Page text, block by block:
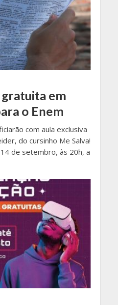
em
o Enem
com aula exclusiva
do cursinho Me Salva!
de setembro, às 20h, a